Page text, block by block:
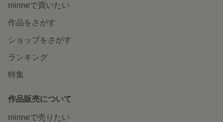
minneで買いたい
作品をさがす
ショップをさがす
ランキング
特集
作品販売について
minneで売りたい